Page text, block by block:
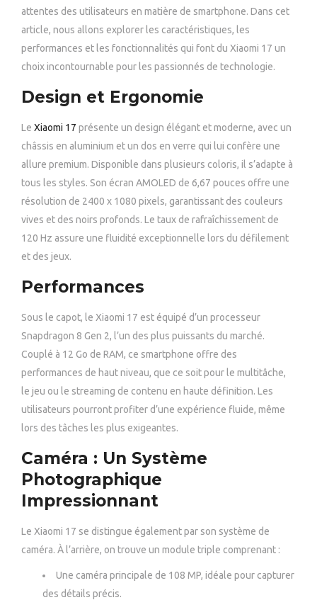
attentes des utilisateurs en matière de smartphone. Dans cet
article, nous allons explorer les caractéristiques, les
performances et les fonctionnalités qui font du Xiaomi 17 un
choix incontournable pour les passionnés de technologie.
Design et Ergonomie
Le Xiaomi 17 présente un design élégant et moderne, avec un
châssis en aluminium et un dos en verre qui lui confère une
allure premium. Disponible dans plusieurs coloris, il s’adapte à
tous les styles. Son écran AMOLED de 6,67 pouces offre une
résolution de 2400 x 1080 pixels, garantissant des couleurs
vives et des noirs profonds. Le taux de rafraîchissement de
120 Hz assure une fluidité exceptionnelle lors du défilement
et des jeux.
Performances
Sous le capot, le Xiaomi 17 est équipé d’un processeur
Snapdragon 8 Gen 2, l’un des plus puissants du marché.
Couplé à 12 Go de RAM, ce smartphone offre des
performances de haut niveau, que ce soit pour le multitâche,
le jeu ou le streaming de contenu en haute définition. Les
utilisateurs pourront profiter d’une expérience fluide, même
lors des tâches les plus exigeantes.
Caméra : Un Système
Photographique
Impressionnant
Le Xiaomi 17 se distingue également par son système de
caméra. À l’arrière, on trouve un module triple comprenant :
Une caméra principale de 108 MP, idéale pour capturer
des détails précis.